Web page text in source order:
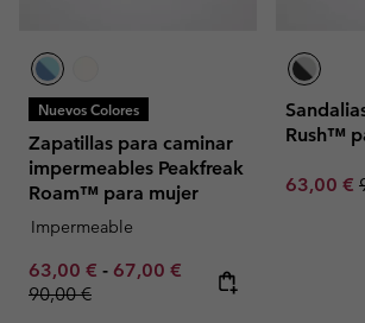
Nuevos Colores
Zapatillas para caminar
impermeables Peakfreak
Roam™ para mujer
Impermeable
Minimum sale price:
63,00 € - Maximum sale price:
67,00 € Regular price:
90,00 €
Rush™
Sale
63,00 €